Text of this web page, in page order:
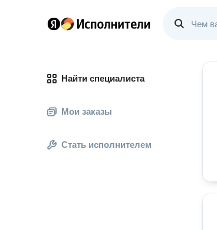
Найти специалиста
Мои заказы
Стать исполнителем